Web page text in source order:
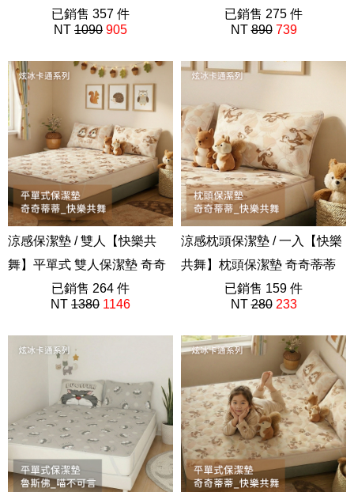
士尼公主 愛麗兒
已銷售 357 件
NT 1090 905
熊 迪士尼已銷售 275 件
NT890 739
涼感保潔墊 / 雙人【快樂共
舞】平單式 雙人保潔墊 奇奇
蒂蒂 卡通 炫冰系列
已銷售 264 件
NT 1380 1146
涼感枕頭保潔墊 / 一入【快樂
共舞】枕頭保潔墊 奇奇蒂蒂
卡通 炫冰系列已銷售 159 件
NT280 233